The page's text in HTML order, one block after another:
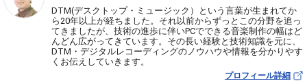
DTM(デスクトップ・ミュージック）という言葉が生まれてか
ら20年以上が経ちました。それ以前からずっとこの分野を追っ
てきましたが、技術の進歩に伴いPCでできる音楽制作の幅はど
んどん広がってきています。その長い経験と技術知識を元に、
DTM・デジタルレコーディングのノウハウや情報を分かりやす
くお伝えしていきます。
プロフィール詳細